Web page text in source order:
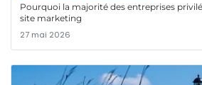
Pourquoi la majorité des entreprises
site marketing
27 mai 2026